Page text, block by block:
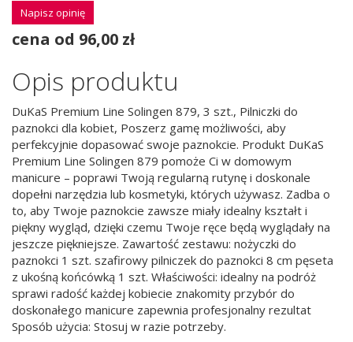
Napisz opinię
cena od 96,00 zł
Opis produktu
DuKaS Premium Line Solingen 879, 3 szt., Pilniczki do
paznokci dla kobiet, Poszerz gamę możliwości, aby
perfekcyjnie dopasować swoje paznokcie. Produkt DuKaS
Premium Line Solingen 879 pomoże Ci w domowym
manicure – poprawi Twoją regularną rutynę i doskonale
dopełni narzędzia lub kosmetyki, których używasz. Zadba o
to, aby Twoje paznokcie zawsze miały idealny kształt i
piękny wygląd, dzięki czemu Twoje ręce będą wyglądały na
jeszcze piękniejsze. Zawartość zestawu: nożyczki do
paznokci 1 szt. szafirowy pilniczek do paznokci 8 cm pęseta
z ukośną końcówką 1 szt. Właściwości: idealny na podróż
sprawi radość każdej kobiecie znakomity przybór do
doskonałego manicure zapewnia profesjonalny rezultat
Sposób użycia: Stosuj w razie potrzeby.